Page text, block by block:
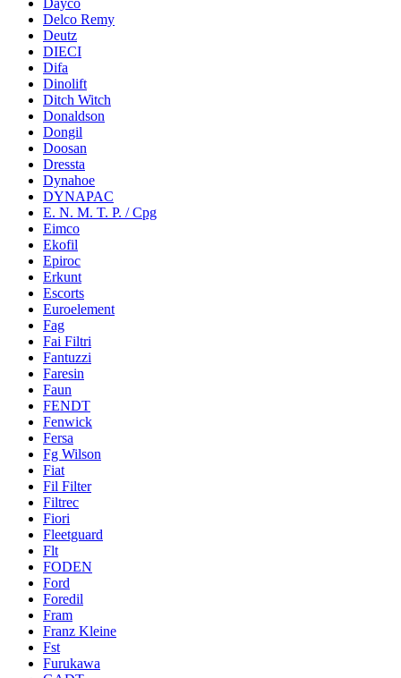
Dayco
Delco Remy
Deutz
DIECI
Difa
Dinolift
Ditch Witch
Donaldson
Dongil
Doosan
Dressta
Dynahoe
DYNAPAC
E. N. M. T. P. / Cpg
Eimco
Ekofil
Epiroc
Erkunt
Escorts
Euroelement
Fag
Fai Filtri
Fantuzzi
Faresin
Faun
FENDT
Fenwick
Fersa
Fg Wilson
Fiat
Fil Filter
Filtrec
Fiori
Fleetguard
Flt
FODEN
Ford
Foredil
Fram
Franz Kleine
Fst
Furukawa